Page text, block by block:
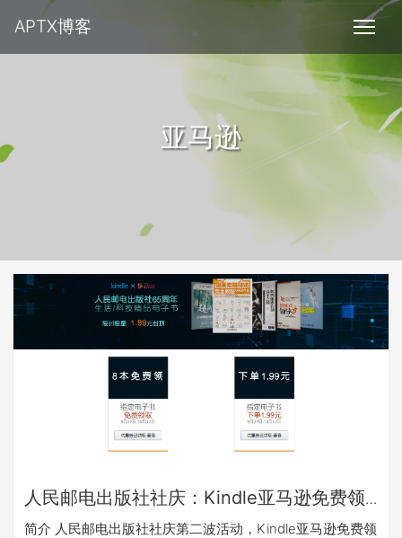
APTX博客
亚马逊
人民邮电出版社社庆：Kindle亚马逊免费领
取8本书
简介 人民邮电出版社社庆第二波活动，Kindle亚马逊免费领